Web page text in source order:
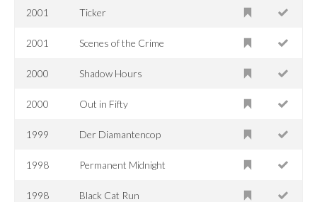
2001 Ticker
2001 Scenes of the Crime
2000 Shadow Hours
2000 Out in Fifty
1999 Der Diamantencop
1998 Permanent Midnight
1998 Black Cat Run